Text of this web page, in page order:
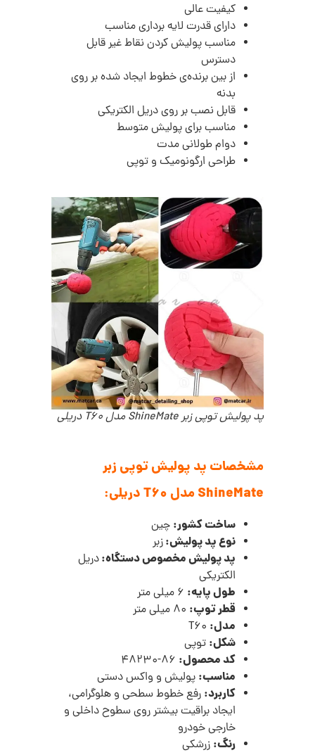
کیفیت عالی
دارای قدرت لایه برداری مناسب
مناسب پولیش کردن نقاط غیر قابل
دسترس
از بین برنده‌ی خطوط ایجاد شده بر روی
بدنه
قابل نصب بر روی دریل الکتریکی
مناسب برای پولیش متوسط
دوام طولانی مدت
طراحی ارگونومیک و توپی
پد پولیش توپی زبر ShineMate مدل T60 دریلی
مشخصات پد پولیش توپی زبر
ShineMate مدل T60 دریلی:
ساخت کشور: چین
نوع پد پولیش:زبر
پد پولیش مخصوص دستگاه:دریل
الکتریکی
طول پایه:
قطر توپ:
مدل:
شکل: توپی
کد محصول:
مناسب: پولیش و واکس دستی
کاربرد: رفع خطوط سطحی و هلوگرامی،
ایجاد براقیت بیشتر روی سطوح داخلی و
خارجی خودرو
رنگ: زرشکی